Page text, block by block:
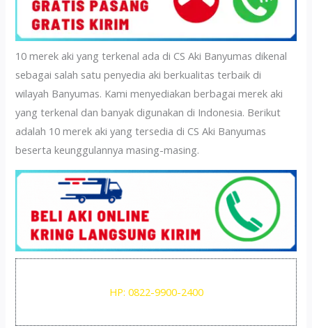
10 merek aki yang terkenal ada di CS Aki Banyumas dikenal
sebagai salah satu penyedia aki berkualitas terbaik di
wilayah Banyumas. Kami menyediakan berbagai merek aki
yang terkenal dan banyak digunakan di Indonesia. Berikut
adalah 10 merek aki yang tersedia di CS Aki Banyumas
beserta keunggulannya masing-masing.
HP: 0822-9900-2400